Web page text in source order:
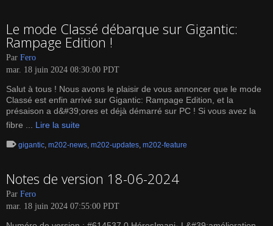
Le mode Classé débarque sur Gigantic:
Rampage Edition !
Par Fero
mar. 18 juin 2024 08:30:00 PDT
Salut à tous ! Nous avons le plaisir de vous annoncer que le mode
Classé est enfin arrivé sur Gigantic: Rampage Edition, et la
présaison a d&#39;ores et déjà démarré sur PC ! Si vous avez la
fibre ... Lire la suite
gigantic, m202-news, m202-updates, m202-feature
Notes de version 18-06-2024
Par Fero
mar. 18 juin 2024 07:55:00 PDT